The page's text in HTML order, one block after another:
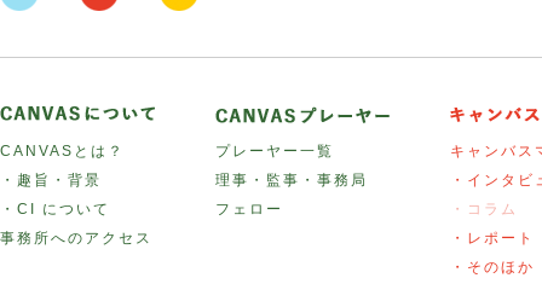
CANVASとは？
・趣旨・背景
・CI について
事務所へのアクセス
プレーヤー一覧
理事・監事・事務局
フェロー
キャンバス
・インタビ
・コラム
・レポート
・そのほか